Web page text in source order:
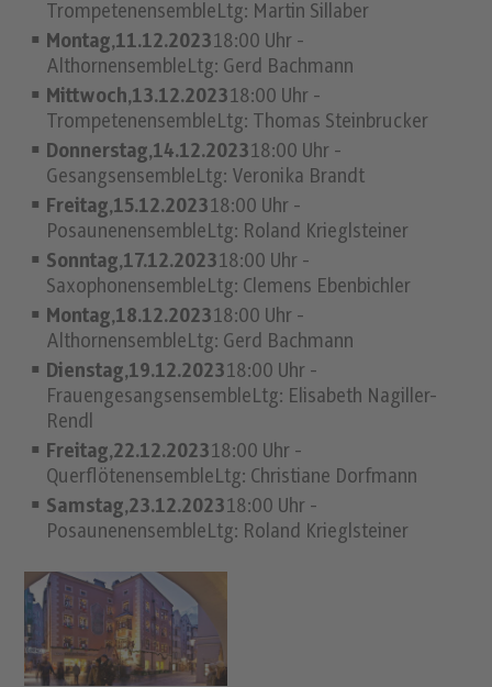
TrompetenensembleLtg: Martin Sillaber
Montag,11.12.202318:00 Uhr -
AlthornensembleLtg: Gerd Bachmann
Mittwoch,13.12.202318:00 Uhr -
TrompetenensembleLtg: Thomas Steinbrucker
Donnerstag,14.12.202318:00 Uhr -
GesangsensembleLtg: Veronika Brandt
Freitag,15.12.202318:00 Uhr -
PosaunenensembleLtg: Roland Krieglsteiner
Sonntag,17.12.202318:00 Uhr -
SaxophonensembleLtg: Clemens Ebenbichler
Montag,18.12.202318:00 Uhr -
AlthornensembleLtg: Gerd Bachmann
Dienstag,19.12.202318:00 Uhr -
FrauengesangsensembleLtg: Elisabeth Nagiller-
Rendl
Freitag,22.12.202318:00 Uhr -
QuerflötenensembleLtg: Christiane Dorfmann
Samstag,23.12.202318:00 Uhr -
PosaunenensembleLtg: Roland Krieglsteiner